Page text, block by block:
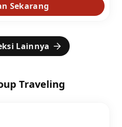
Sekarang
Lainnya
Traveling